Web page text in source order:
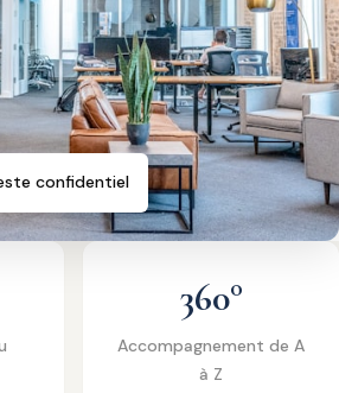
confidentiel
360°
Accompagnement de A
à Z